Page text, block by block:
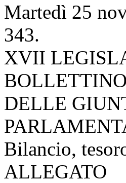
Martedì 25
343.
XVII
BOLLETTINO
DELLE
Bilancio,
ALLEGATO